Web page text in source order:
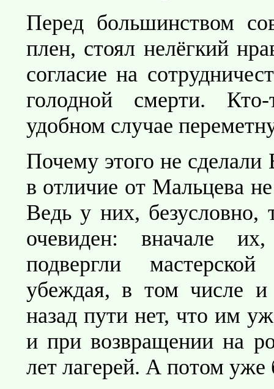
Перед большинством
плен, стоял нелёгкий
согласие на
голодной смерти.
удобном случае
Почему этого не
в отличие от Мальцева
Ведь у них, безусловно,
очевиден: вначале
подвергли мастерской
убеждая, в том числе и
назад пути нет, что им
и при возвращении на
лет лагерей. А потом уже